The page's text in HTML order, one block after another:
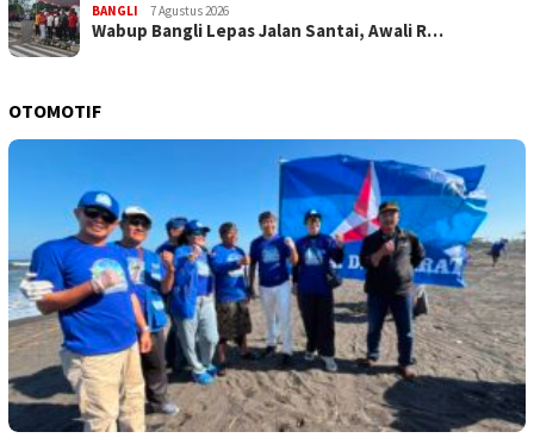
BANGLI 7 Agustus 2026
Wabup Bangli Lepas Jalan Santai, Awali R…
OTOMOTIF